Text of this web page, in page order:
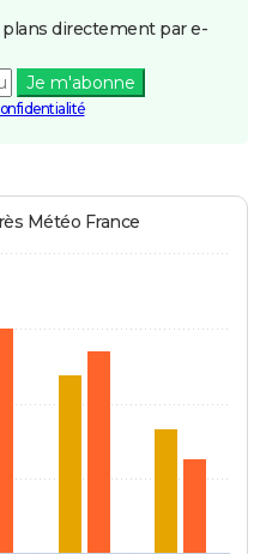
directement par e-
Je m'abonne
Météo France